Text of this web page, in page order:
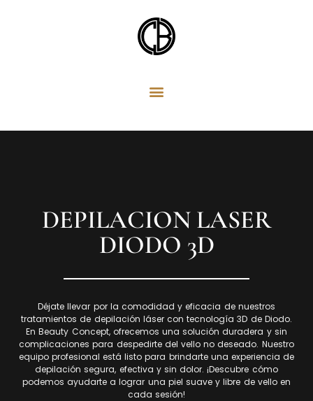
DEPILACION LASER
DIODO 3D
Déjate llevar por la comodidad y eficacia de nuestros
tratamientos de depilación láser con tecnología 3D de Diodo.
En Beauty Concept, ofrecemos una solución duradera y sin
complicaciones para despedirte del vello no deseado. Nuestro
equipo profesional está listo para brindarte una experiencia de
depilación segura, efectiva y sin dolor. ¡Descubre cómo
podemos ayudarte a lograr una piel suave y libre de vello en
cada sesión!